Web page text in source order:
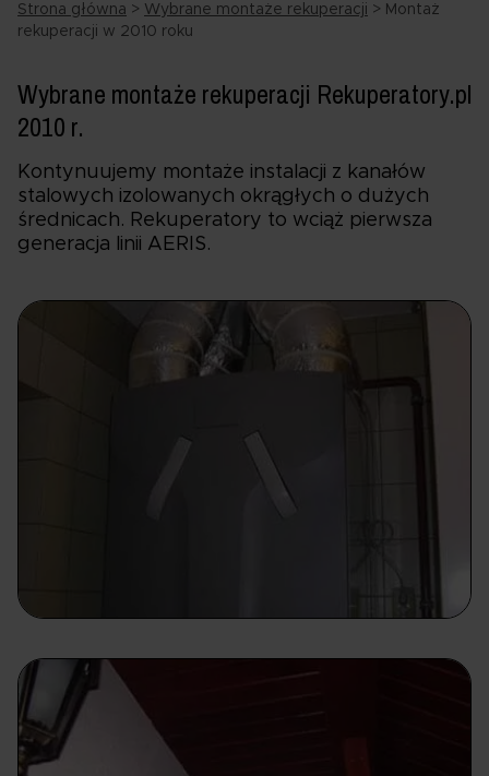
Strona główna > Wybrane montaże rekuperacji > Montaż
rekuperacji w 2010 roku
Wybrane montaże rekuperacji Rekuperatory.pl
2010 r.
Kontynuujemy montaże instalacji z kanałów
stalowych izolowanych okrągłych o dużych
średnicach. Rekuperatory to wciąż pierwsza
generacja linii AERIS.